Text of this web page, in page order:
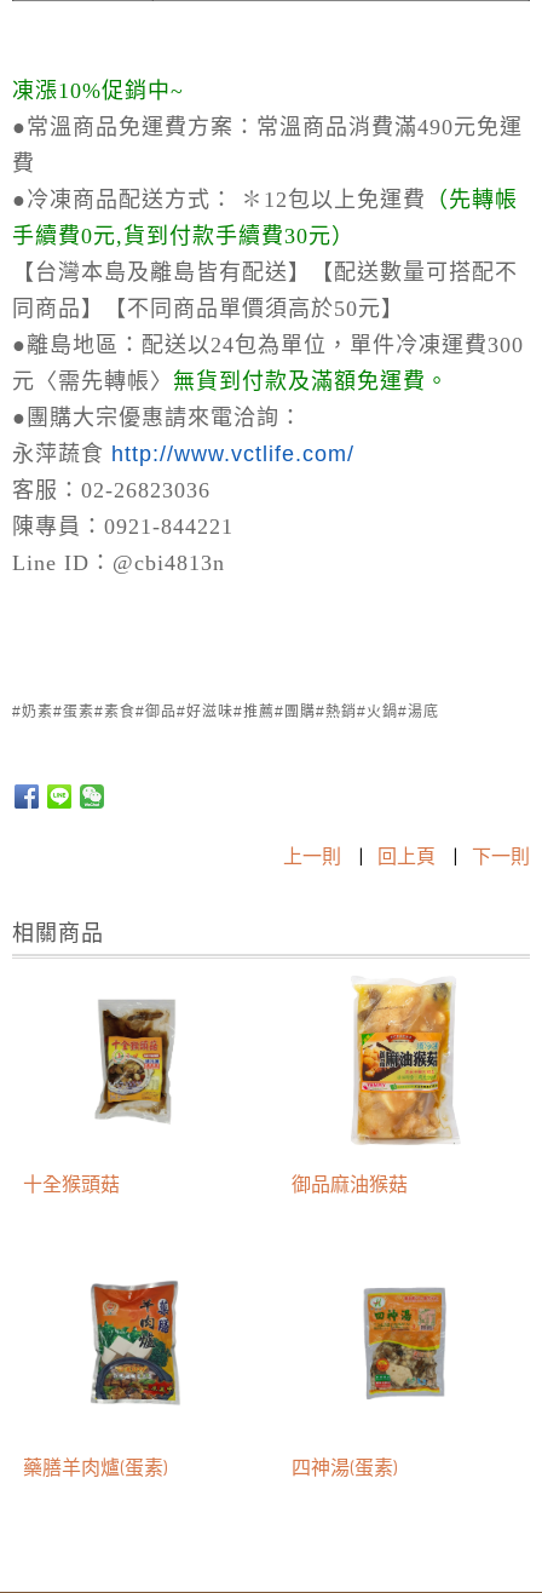
凍漲10%促銷中~
●常溫商品免運費方案： 常溫商品消費滿490元免運
費
●冷凍商品配送方式：
✽12包以上免運費 （先轉帳
手續費0元,貨到付款手續費30元）
【台灣本島及離島皆有配送】【配送數量可搭配不
同商品】【不同商品單價須高於50元】
●離島地區： 配送以24包為單位，單件冷凍運費300
元〈需先轉帳〉 無貨到付款及滿額免運費。
● 團購大宗優惠請來電洽詢：
永萍蔬食 http://www.vctlife.com/
客服：02-26823036
陳專員：0921-844221
Line ID：@cbi4813n
#奶素#蛋素#素食#御品#好滋味#推薦#團購#熱銷#火鍋#湯底
上一則 | 回上頁 | 下一則
相關商品
十全猴頭菇 御品麻油猴菇
藥膳羊肉爐(蛋素) 四神湯(蛋素)